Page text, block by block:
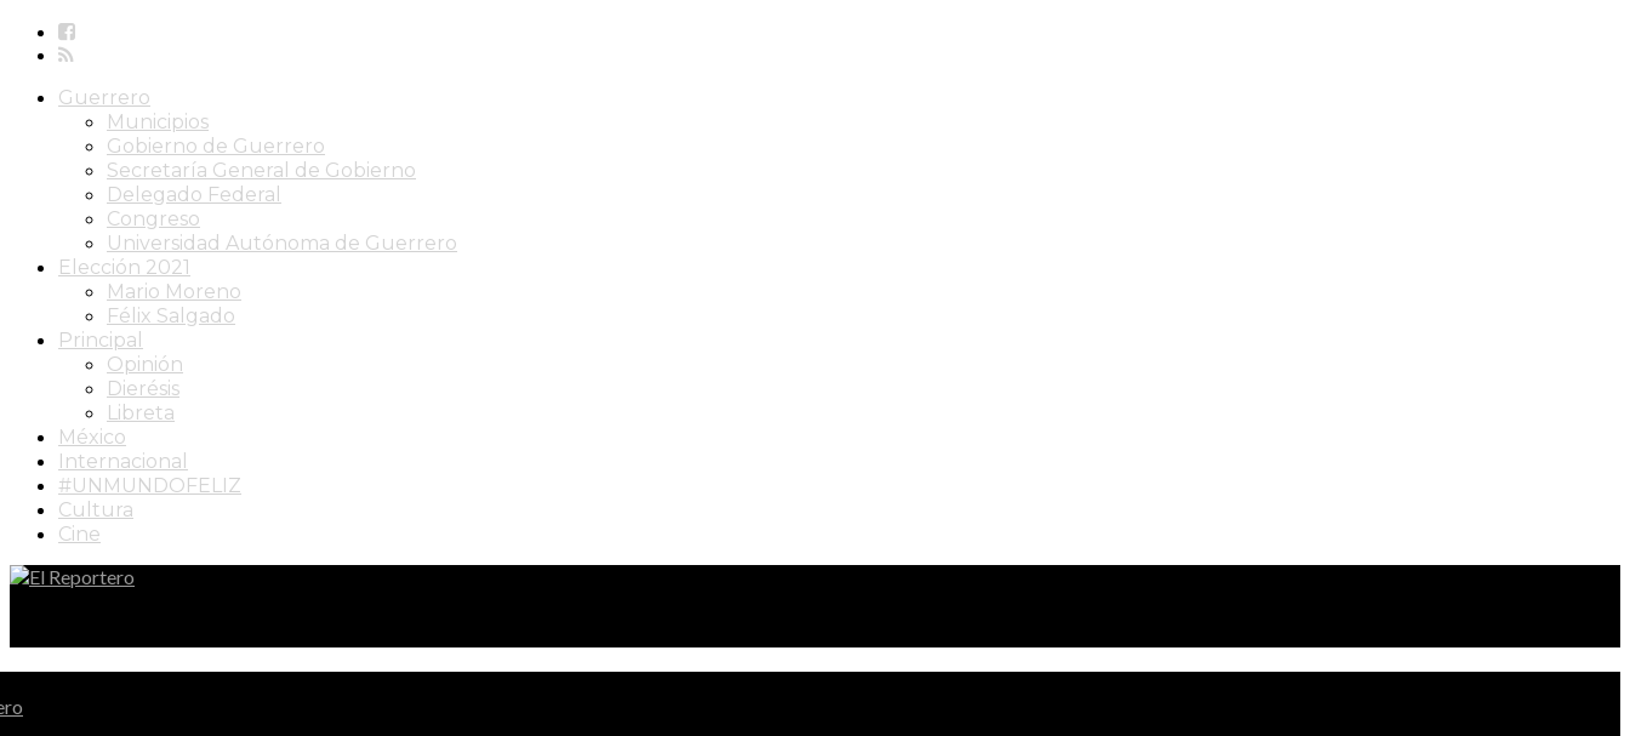
Guerrero
Municipios
Gobierno de Guerrero
Secretaría General de Gobierno
Delegado Federal
Congreso
Universidad Autónoma de Guerrero
Elección 2021
Mario Moreno
Félix Salgado
Principal
Opinión
Dierésis
Libreta
México
Internacional
#UNMUNDOFELIZ
Cultura
Cine